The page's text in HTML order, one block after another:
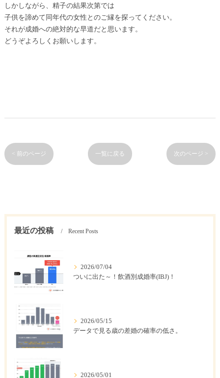
しかしながら、精子の結果次第では
子供を諦めて同年代の女性とのご縁を探ってください。
それが成婚への絶対的な早道だと思います。
どうぞよろしくお願いします。
< 前のページ 一覧に戻る 次のページ >
最近の投稿 Recent Posts
2026/07/04
ついに出た～！飲酒別成婚率(IBJ)！
2026/05/15
データで見る歳の差婚の確率の低さ。
2026/05/01